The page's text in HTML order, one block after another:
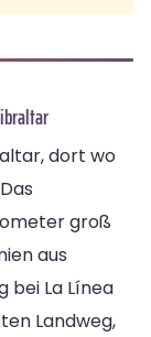
dort wo
groß
aus
bei La Línea
Landweg,